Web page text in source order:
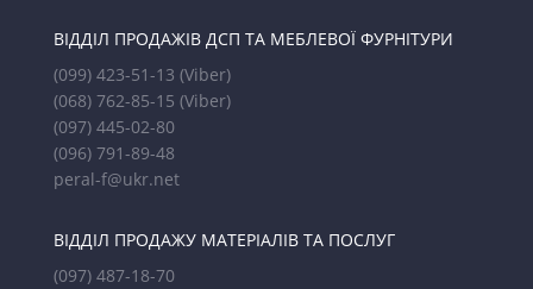
ВІДДІЛ ПРОДАЖІВ ДСП ТА МЕБЛЕВОЇ ФУРНІТУРИ
(099) 423-51-13 (Viber)
(068) 762-85-15 (Viber)
(097) 445-02-80
(096) 791-89-48
peral-f@ukr.net
ВІДДІЛ ПРОДАЖУ МАТЕРІАЛІВ ТА ПОСЛУГ
(097) 487-18-70